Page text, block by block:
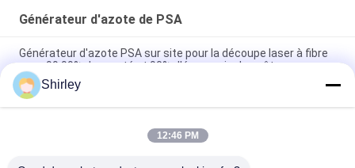
Générateur d'azote de PSA
Générateur d'azote PSA sur site pour la découpe laser à fibre
avec 99,99% de pureté et 90% d'économie de coûts
Opération automatisée par usine à gaz portative intelligente
d'azote de la taille PSA
Industrie de l'électricité de lithium de la pureté 99,9995 de
Shirley
12:46 PM